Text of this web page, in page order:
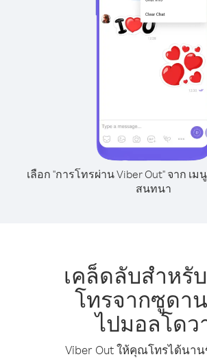
เลือก "การโทรผ่าน Viber Out" จาก เ
สนทนา
เคล็ดลับสำหรั
โทรจากซูดา
ไปมอลโดว
Viber Out ให้คุณโทรได้นา